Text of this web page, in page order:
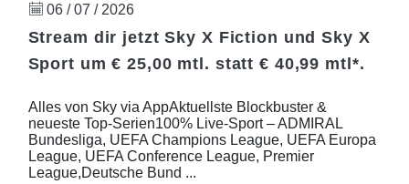
06 / 07 / 2026
Stream dir jetzt Sky X Fiction und Sky X
Sport um € 25,00 mtl. statt € 40,99 mtl*.
Alles von Sky via AppAktuellste Blockbuster &
neueste Top-Serien100% Live-Sport – ADMIRAL
Bundesliga, UEFA Champions League, UEFA Europa
League, UEFA Conference League, Premier
League,Deutsche Bund ...